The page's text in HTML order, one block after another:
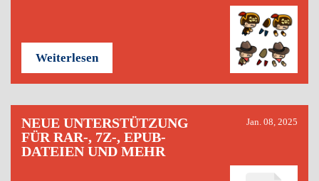
Weiterlesen
NEUE UNTERSTÜTZUNG
FÜR RAR-, 7Z-, EPUB-
DATEIEN UND MEHR
Jan. 08, 2025